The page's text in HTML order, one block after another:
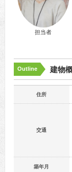
担当者
Outline 建物
住所
交通
築年月